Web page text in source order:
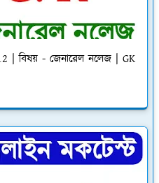
| বিষয় - জেনারেল নলেজ | GK